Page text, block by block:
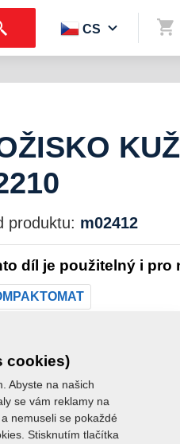
CS
produktu: m02412
díl je použitelný i pro
cookies)
Abyste na našich
se vám reklamy na
nemuseli se pokaždé
Stisknutím tlačítka